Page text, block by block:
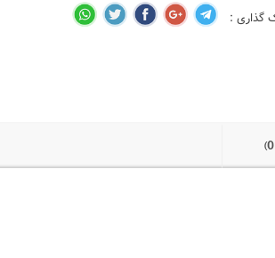
گذاری :